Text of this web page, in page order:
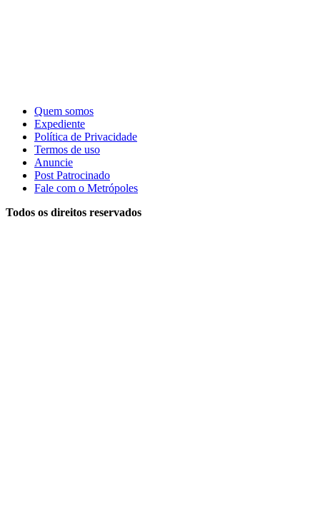
Quem somos
Expediente
Política de Privacidade
Termos de uso
Anuncie
Post Patrocinado
Fale com o Metrópoles
Todos os direitos reservados